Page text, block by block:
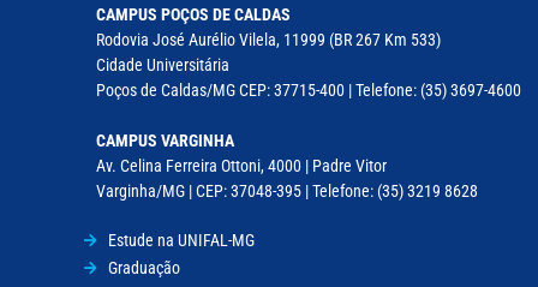
CAMPUS POÇOS DE CALDAS
Rodovia José Aurélio Vilela, 11999 (BR 267 Km 533)
Cidade Universitária
Poços de Caldas/MG CEP: 37715-400 | Telefone: (35) 3697-4600
CAMPUS VARGINHA
Av. Celina Ferreira Ottoni, 4000 | Padre Vitor
Varginha/MG | CEP: 37048-395 | Telefone: (35) 3219 8628
Estude na UNIFAL-MG
Graduação